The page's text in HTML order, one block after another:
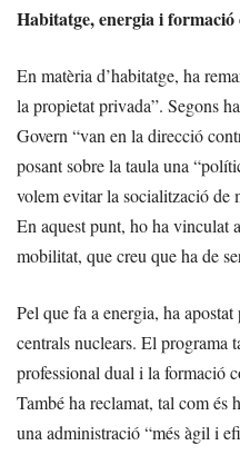
Habitatge, energia i
En matèria d’habitatge, ha
la propietat privada”. Segons
Govern “van en la direcció
posant sobre la taula una
volem evitar la socialització de
En aquest punt, ho ha vinculat
mobilitat, que creu que ha de
Pel que fa a energia, ha
centrals nuclears. El programa
professional dual i la formació
També ha reclamat, tal com és
una administració “més àgil i